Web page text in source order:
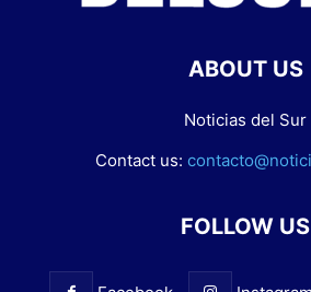
ABOUT US
Noticias del Sur
Contact us:
FOLLOW US